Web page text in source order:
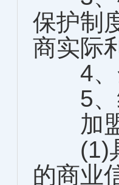
保护制
商实际
4、全
5、统
加盟
(1)具
的商业